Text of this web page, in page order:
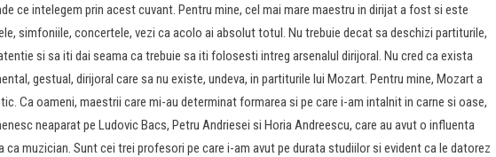
ce intelegem prin acest cuvant. Pentru mine, cel mai mare maestru in dirijat a fost si este
simfoniile, concertele, vezi ca acolo ai absolut totul. Nu trebuie decat sa deschizi partiturile,
si sa iti dai seama ca trebuie sa iti folosesti intreg arsenalul dirijoral. Nu cred ca exista
gestual, dirijoral care sa nu existe, undeva, in partiturile lui Mozart. Pentru mine, Mozart a
Ca oameni, maestrii care mi-au determinat formarea si pe care i-am intalnit in carne si oase,
neaparat pe Ludovic Bacs, Petru Andriesei si Horia Andreescu, care au avut o influenta
ca muzician. Sunt cei trei profesori pe care i-am avut pe durata studiilor si evident ca le datorez